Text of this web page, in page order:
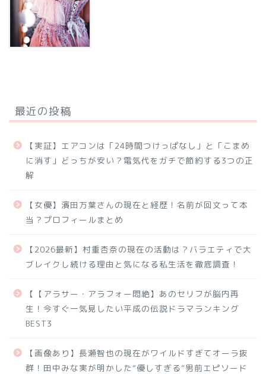
最近の投稿
【実証】エアコンは「24時間つけっぱなし」と「こまめ
に消す」どっちが安い？電気代をガチで節約する3つの正
解
【女優】濱田万葉さんの現在と経歴！名前が回文って本
当？プロフィールまとめ
【2026最新】村重杏奈の現在の活動は？バラエティで大
ブレイクし続ける理由と気になる私生活を徹底調査！
【【アラサー・アラフォー悶絶】あのセリフが脳内再
生！今すぐ一気見したい平成の伝説ドラマランキング
BEST3
【画像あり】長瀬智也の現在がワイルドすぎてオーラ抜
群！田中みな実が明かした“優しすぎる”男前エピソード